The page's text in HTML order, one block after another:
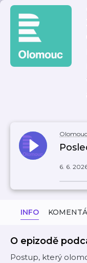
Olomouc
6. 6.
INFO
O epizodě
Postup, který